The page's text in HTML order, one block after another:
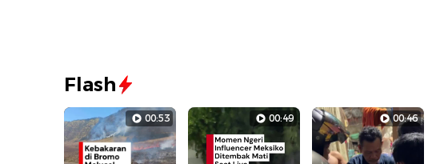
Flash
00:53 00:49 00:46